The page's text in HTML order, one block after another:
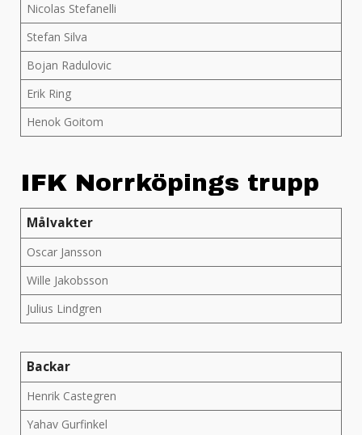
Nicolas Stefanelli
Stefan Silva
Bojan Radulovic
Erik Ring
Henok Goitom
IFK Norrköpings trupp
Målvakter
Oscar Jansson
Wille Jakobsson
Julius Lindgren
Backar
Henrik Castegren
Yahav Gurfinkel